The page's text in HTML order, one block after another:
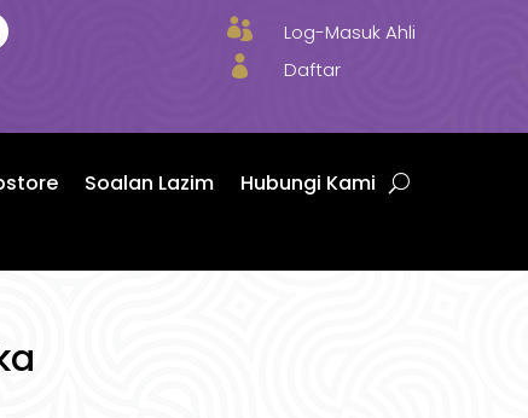

Log-Masuk Ahli

Daftar
Soalan Lazim Hubungi Kami